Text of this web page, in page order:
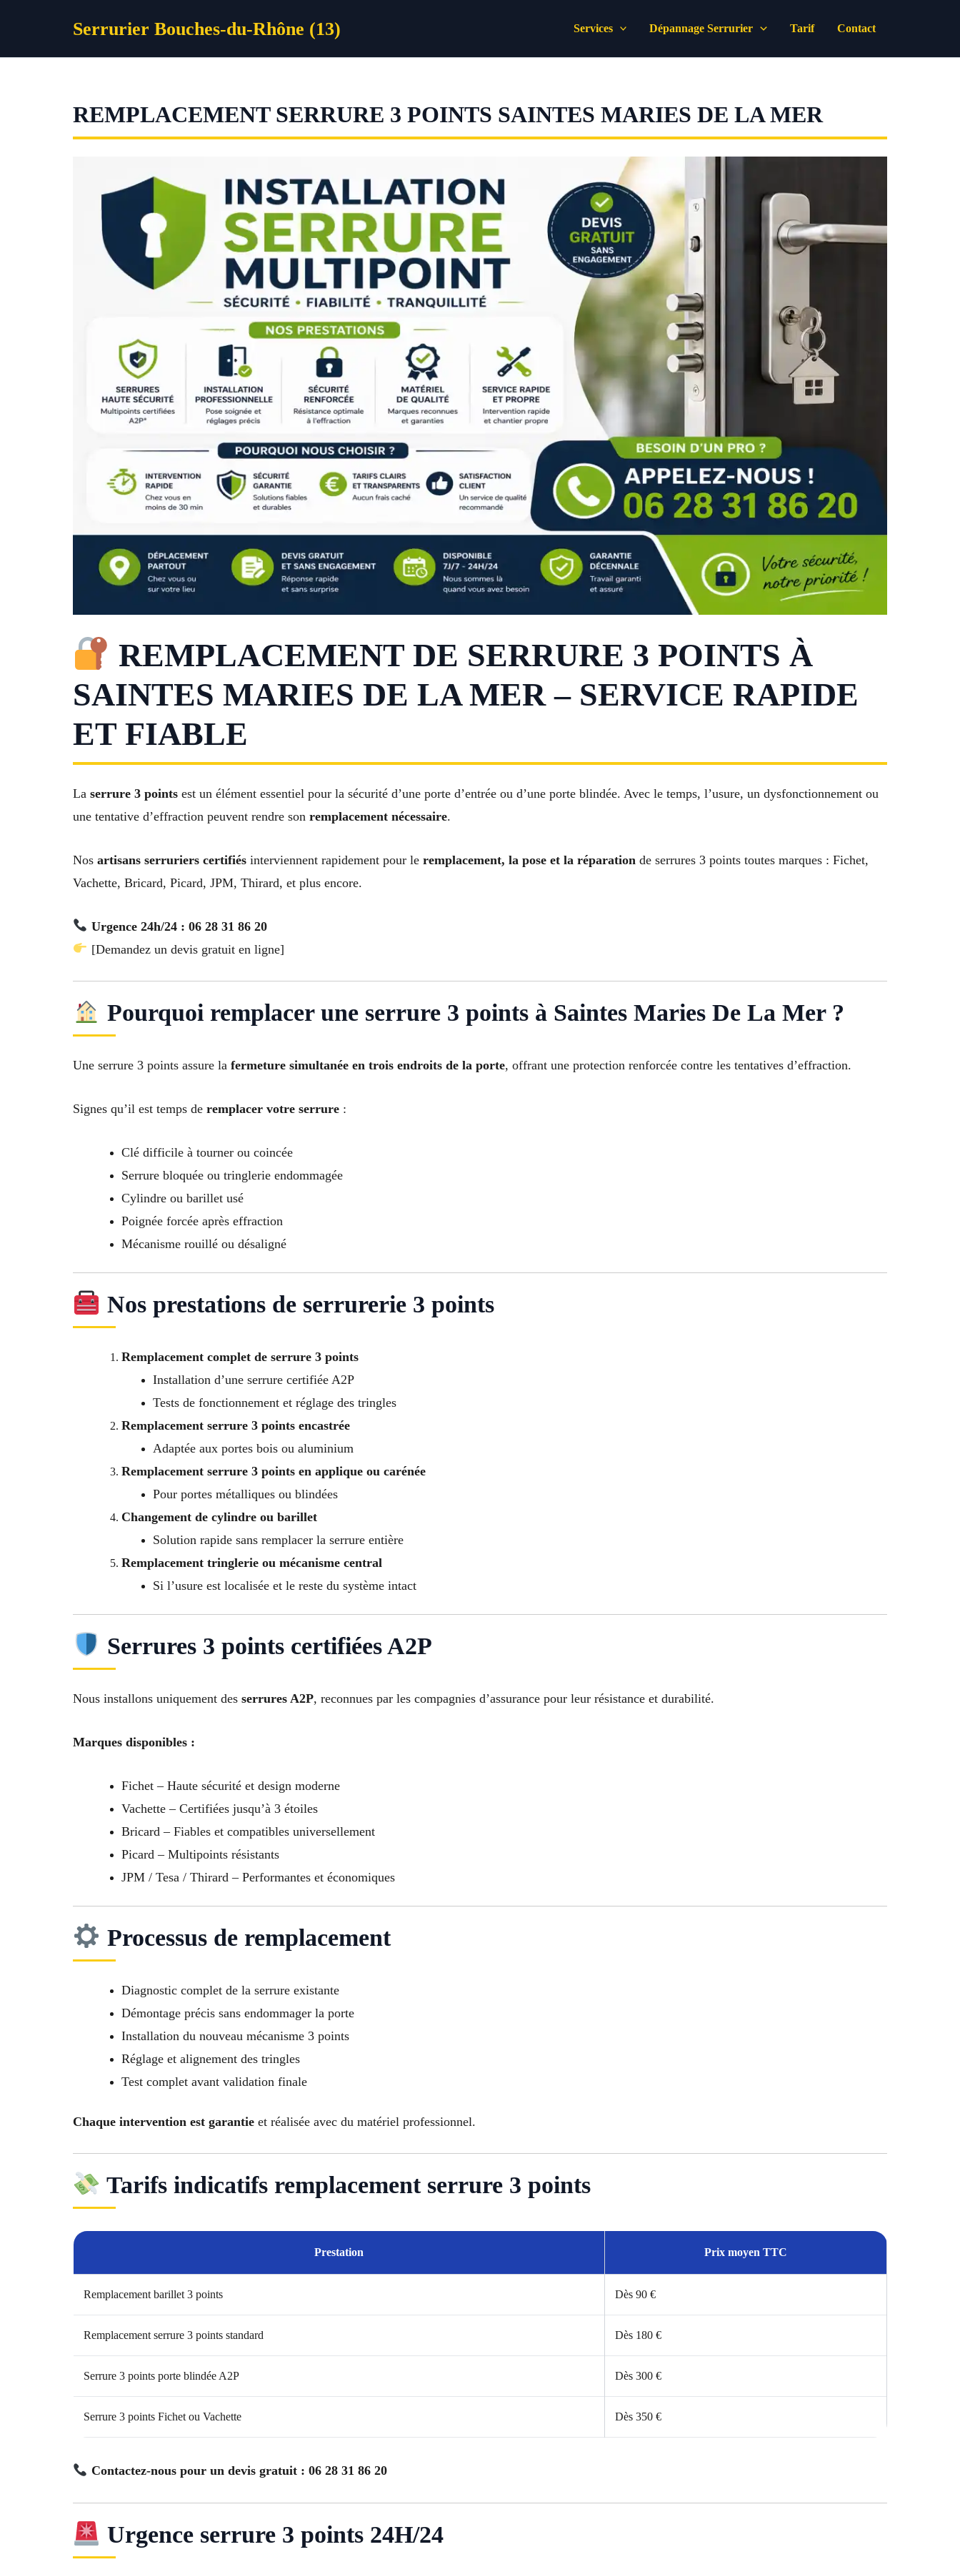
Serrurier Bouches-du-Rhône (13) Services Dépannage Serrurier Tarif Contact
REMPLACEMENT SERRURE 3 POINTS SAINTES MARIES DE LA MER
REMPLACEMENT DE SERRURE 3 POINTS À
SAINTES MARIES DE LA MER – SERVICE RAPIDE
ET FIABLE
La serrure 3 points est un élément essentiel pour la sécurité d’une porte d’entrée ou d’une porte blindée. Avec le temps, l’usure, un dysfonctionnement ou
une tentative d’effraction peuvent rendre son remplacement nécessaire.
Nos artisans serruriers certifiés interviennent rapidement pour le remplacement, la pose et la réparation de serrures 3 points toutes marques : Fichet,
Vachette, Bricard, Picard, JPM, Thirard, et plus encore.
Urgence 24h/24 : 06 28 31 86 20
[Demandez un devis gratuit en ligne]
Pourquoi remplacer une serrure 3 points à Saintes Maries De La Mer ?
Une serrure 3 points assure la fermeture simultanée en trois endroits de la porte, offrant une protection renforcée contre les tentatives d’effraction.
Signes qu’il est temps de remplacer votre serrure :
Clé difficile à tourner ou coincée
Serrure bloquée ou tringlerie endommagée
Cylindre ou barillet usé
Poignée forcée après effraction
Mécanisme rouillé ou désaligné
Nos prestations de serrurerie 3 points
Remplacement complet de serrure 3 points
Installation d’une serrure certifiée A2P
Tests de fonctionnement et réglage des tringles
Remplacement serrure 3 points encastrée
Adaptée aux portes bois ou aluminium
Remplacement serrure 3 points en applique ou carénée
Pour portes métalliques ou blindées
Changement de cylindre ou barillet
Solution rapide sans remplacer la serrure entière
Remplacement tringlerie ou mécanisme central
Si l’usure est localisée et le reste du système intact
Serrures 3 points certifiées A2P
Nous installons uniquement des serrures A2P, reconnues par les compagnies d’assurance pour leur résistance et durabilité.
Marques disponibles :
Fichet – Haute sécurité et design moderne
Vachette – Certifiées jusqu’à 3 étoiles
Bricard – Fiables et compatibles universellement
Picard – Multipoints résistants
JPM / Tesa / Thirard – Performantes et économiques
Processus de remplacement
Diagnostic complet de la serrure existante
Démontage précis sans endommager la porte
Installation du nouveau mécanisme 3 points
Réglage et alignement des tringles
Test complet avant validation finale
Chaque intervention est garantie et réalisée avec du matériel professionnel.
Tarifs indicatifs remplacement serrure 3 points
Prestation Prix moyen TTC
Remplacement barillet 3 points Dès 90 €
Remplacement serrure 3 points standard Dès 180 €
Serrure 3 points porte blindée A2P Dès 300 €
Serrure 3 points Fichet ou Vachette Dès 350 €
Contactez-nous pour un devis gratuit : 06 28 31 86 20
Urgence serrure 3 points 24H/24